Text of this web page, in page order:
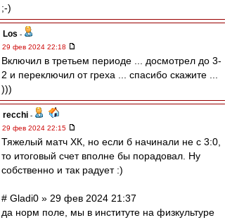
;-)
Los -
29 фев 2024 22:18
Включил в третьем периоде ... досмотрел до 3-
2 и переключил от греха ... спасибо скажите ...
)))
recchi -
29 фев 2024 22:15
Тяжелый матч ХК, но если б начинали не с 3:0,
то итоговый счет вполне бы порадовал. Ну
собственно и так радует :)
# Gladi0 » 29 фев 2024 21:37
да норм поле, мы в институте на физкультуре